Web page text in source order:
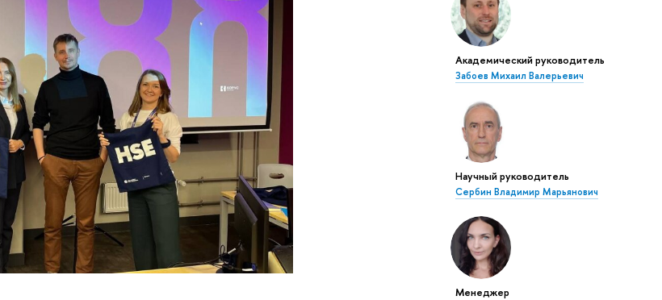
Академический руководитель
Забоев Михаил Валерьевич
Научный руководитель
Сербин Владимир Марьянович
Менеджер